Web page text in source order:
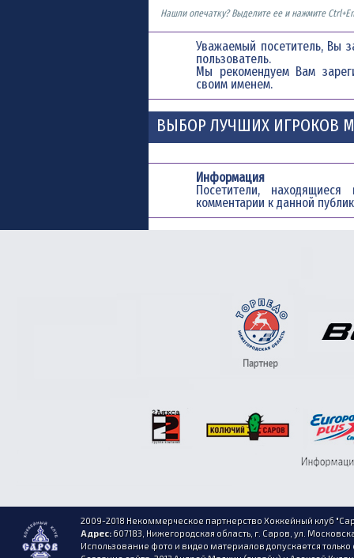
Нашли опечатку? Выделите ее и нажмите
Уважаемый посетитель, Вы
пользователь.
Мы рекомендуем Вам
своим именем.
ВЫБОР ЛУЧШИХ ИГРОКОВ
Информация
Посетители,
комментарии к данной
2009-2018 Некоммерческое партнерство Хоккейный клуб
Адрес:607183, Нижегородская область, г. Саров, ул.
Использование фото и видео материалов допускается